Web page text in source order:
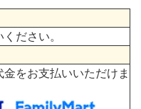
ださい。
をお支払いいただけま